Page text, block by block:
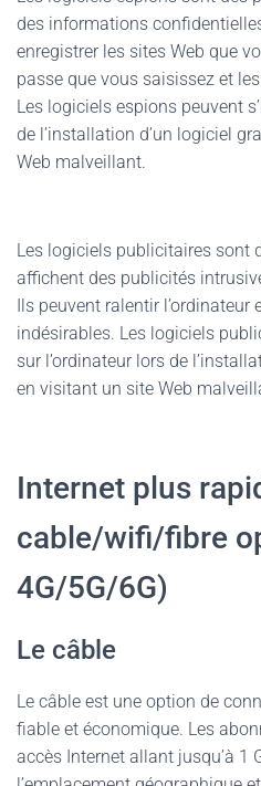
des informations
enregistrer les sites Web que
passe que vous saisissez et
Les logiciels espions peuvent
de l’installation d’un logiciel
Web malveillant.
Les logiciels publicitaires sont
affichent des publicités
Ils peuvent ralentir l’ordinateur
indésirables. Les logiciels
sur l’ordinateur lors de
en visitant un site Web
Internet plus
cable/wifi/fibre
4G/5G/6G)
Le câble
Le câble est une option de
fiable et économique. Les
accès Internet allant jusqu’à 1